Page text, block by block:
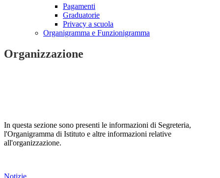
Pagamenti
Graduatorie
Privacy a scuola
Organigramma e Funzionigramma
Organizzazione
In questa sezione sono presenti le informazioni di Segreteria,
l'Organigramma di Istituto e altre informazioni relative
all'organizzazione.